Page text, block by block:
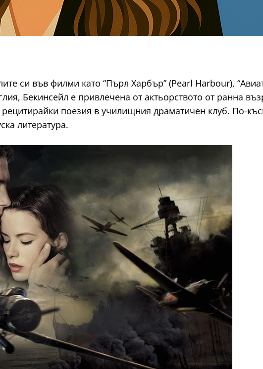
си във филми като “Пърл Харбър” (Pearl Harbour),
Бекинсейл е привлечена от актьорството от ранна
поезия в училищния драматичен клуб. По-
литература.